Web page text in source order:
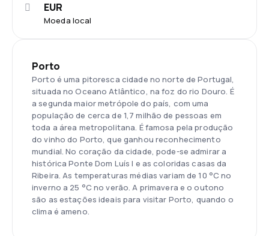
Moeda local
EUR
Porto
Porto é uma pitoresca cidade no norte de Portugal,
situada no Oceano Atlântico, na foz do rio Douro. É
a segunda maior metrópole do país, com uma
população de cerca de 1,7 milhão de pessoas em
toda a área metropolitana. É famosa pela produção
do vinho do Porto, que ganhou reconhecimento
mundial. No coração da cidade, pode-se admirar a
histórica Ponte Dom Luís I e as coloridas casas da
Ribeira. As temperaturas médias variam de 10 °C no
inverno a 25 °C no verão. A primavera e o outono
são as estações ideais para visitar Porto, quando o
clima é ameno.